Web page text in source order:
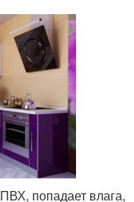
с глянцевой
столешницей
за глянцевой
кухней
попадает влага,